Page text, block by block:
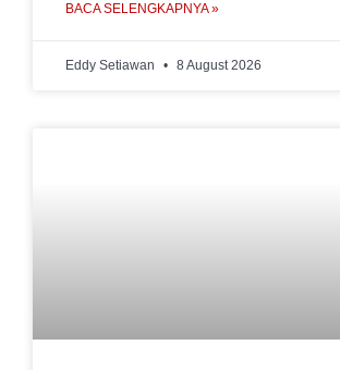
BACA SELENGKAPNYA »
Eddy Setiawan 8 August 2026